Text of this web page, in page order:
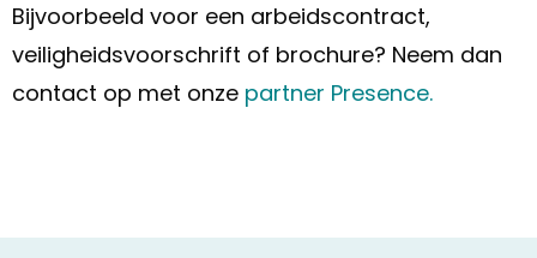
Bijvoorbeeld voor een arbeidscontract,
veiligheidsvoorschrift of brochure? Neem dan
contact op met onze partner Presence.